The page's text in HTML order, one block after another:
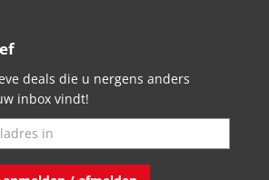
deals die u nergens anders
inbox vindt!